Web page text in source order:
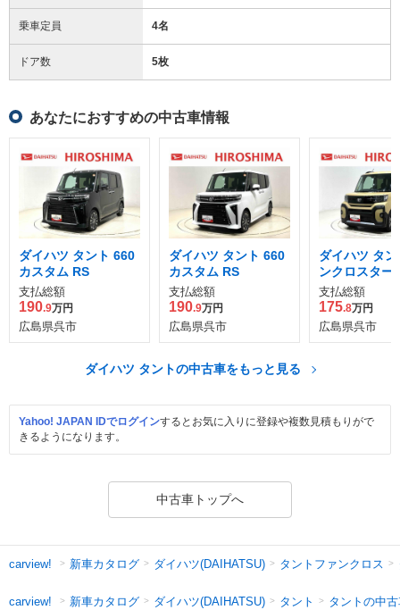
乗車定員 4名
ドア数 5枚
あなたにおすすめの中古車情報
ダイハツ タント 660
カスタム RS
支払総額
190.9万円
広島県呉市
ダイハツ タント 660
カスタム RS
支払総額
190.9万円
広島県呉市
ダイハツ タ
ンクロスター
支払総額
175.8万円
広島県呉市
ダイハツ タントの中古車をもっと見る
Yahoo! JAPAN IDでログインするとお気に入りに登録や複数見積もりがで
きるようになります。
中古車トップへ
carview! 新車カタログ ダイハツ(DAIHATSU) タントファンクロス
carview! 新車カタログ ダイハツ(DAIHATSU) タント タントの中